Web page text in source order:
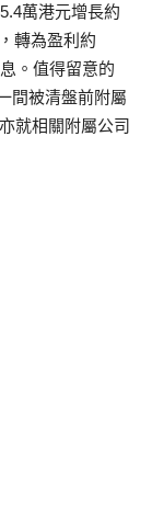
萬港元增長約
轉為盈利約
。值得留意的
間被清盤前附屬
就相關附屬公司